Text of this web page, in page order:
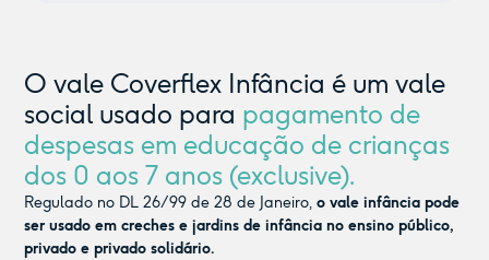
O vale Coverflex Infância é um vale
social usado para pagamento de
despesas em educação de crianças
dos 0 aos 7 anos (exclusive).
Regulado no DL 26/99 de 28 de Janeiro,o vale infância pode
ser usado em creches e jardins de infância no ensino público,
privado e privado solidário.